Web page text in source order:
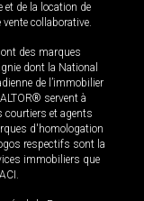
et de la location de
collaborative.
des marques
dont la National
de l’immobilier
servent à
et agents
d'homologation
respectifs sont la
immobiliers que